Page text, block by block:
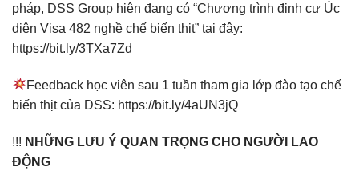
pháp, DSS Group hiện đang có “Chương trình định cư Úc
diện Visa 482 nghề chế biến thịt” tại đây:
https://bit.ly/3TXa7Zd
Feedback học viên sau 1 tuần tham gia lớp đào tạo chế
biến thịt của DSS: https://bit.ly/4aUN3jQ
!!! NHỮNG LƯU Ý QUAN TRỌNG CHO NGƯỜI LAO
ĐỘNG